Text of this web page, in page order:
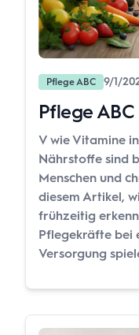
Pflege ABC 9/1/
Pflege
V wie Vitamine
Nährstoffe sind
Menschen und
diesem Artikel,
frühzeitig
Pflegekräfte bei
Versorgung